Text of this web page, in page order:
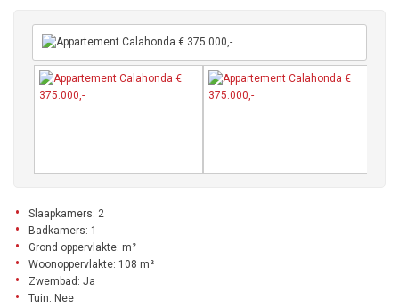
Slaapkamers: 2
Badkamers: 1
Grond oppervlakte: m²
Woonoppervlakte: 108 m²
Zwembad: Ja
Tuin: Nee